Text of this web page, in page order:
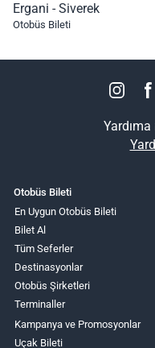
Ergani - Siverek
Otobüs Bileti
Yardıma
Otobüs Bileti
En Uygun Otobüs Bileti
Bilet Al
Tüm Seferler
Destinasyonlar
Otobüs Şirketleri
Terminaller
Kampanya ve Promosyonlar
Uçak Bileti